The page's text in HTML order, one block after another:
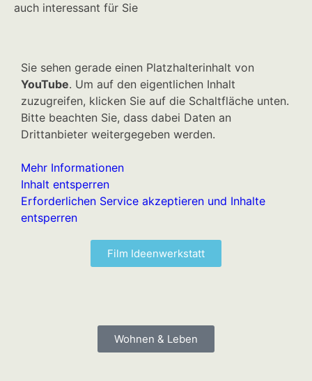
auch interessant für Sie
Sie sehen gerade einen Platzhalterinhalt von
YouTube. Um auf den eigentlichen Inhalt
zuzugreifen, klicken Sie auf die Schaltfläche unten.
Bitte beachten Sie, dass dabei Daten an
Drittanbieter weitergegeben werden.
Mehr Informationen
Inhalt entsperren
Erforderlichen Service akzeptieren und Inhalte
entsperren
Film Ideenwerkstatt
Wohnen & Leben